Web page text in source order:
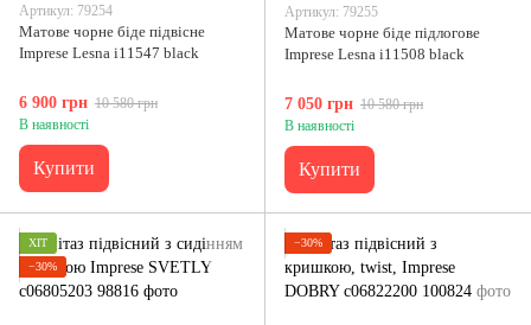
Артикул: 79254
Матове чорне біде підвісне
Imprese Lesna i11547 black
6 900 грн 10 580 грн
В наявності
Купити
Артикул: 79255
Матове чорне біде підлогове
Imprese Lesna i11508 black
7 050 грн 10 580 грн
В наявності
Купити
ХІТ
−30%
−30%